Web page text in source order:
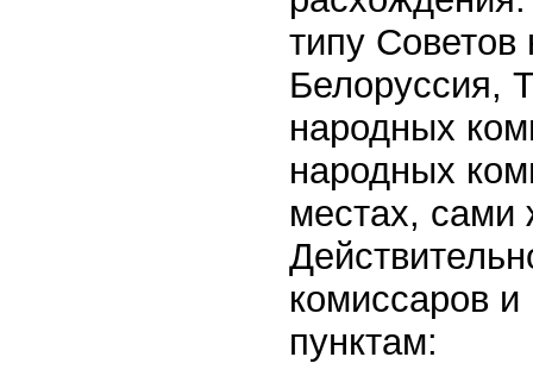
типу
Белоруссия,
народных
народных
местах, сами
комиссаров
пунктам: